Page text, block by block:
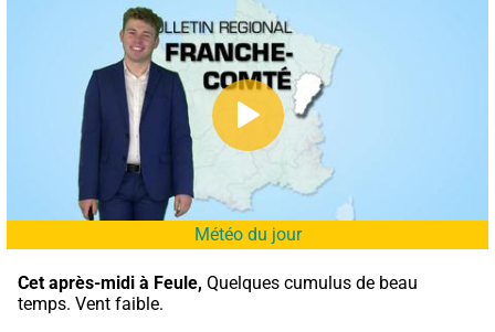
Météo du jour
Cet après-midi à Feule, Quelques cumulus de beau
temps. Vent faible.